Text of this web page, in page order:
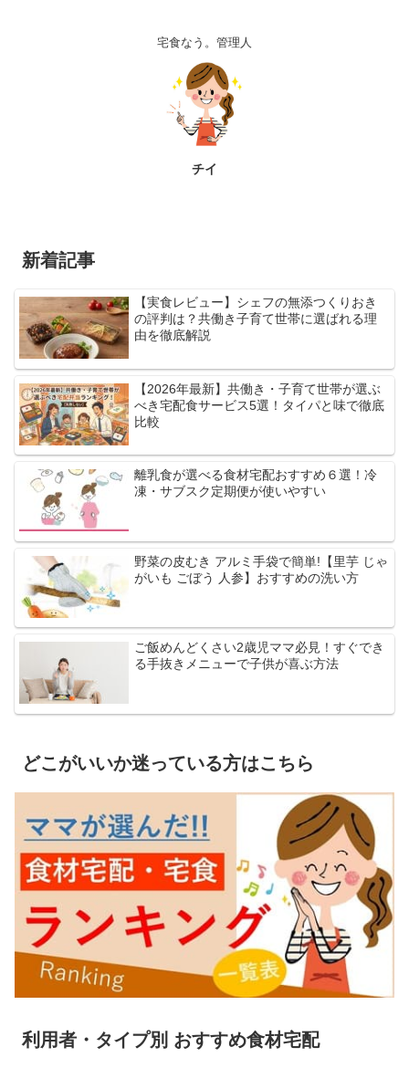
宅食なう。管理人
チイ
新着記事
【実食レビュー】シェフの無添つくりおき
の評判は？共働き子育て世帯に選ばれる理
由を徹底解説
【2026年最新】共働き・子育て世帯が選ぶ
べき宅配食サービス5選！タイパと味で徹底
比較
離乳食が選べる食材宅配おすすめ６選！冷
凍・サブスク定期便が使いやすい
野菜の皮むき アルミ手袋で簡単!【里芋 じゃ
がいも ごぼう 人参】おすすめの洗い方
ご飯めんどくさい2歳児ママ必見！すぐでき
る手抜きメニューで子供が喜ぶ方法
どこがいいか迷っている方はこちら
利用者・タイプ別 おすすめ食材宅配